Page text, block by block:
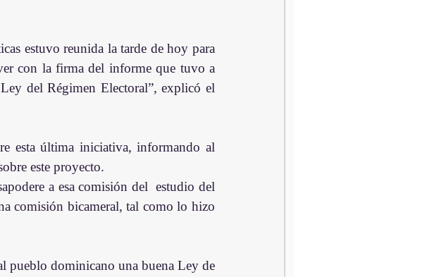
estuvo reunida la tarde de hoy para
con la firma del informe que tuvo a
del Régimen Electoral”, explicó el
esta última iniciativa, informando al
este proyecto.
a esa comisión del  estudio del
comisión bicameral, tal como lo hizo
pueblo dominicano una buena Ley de